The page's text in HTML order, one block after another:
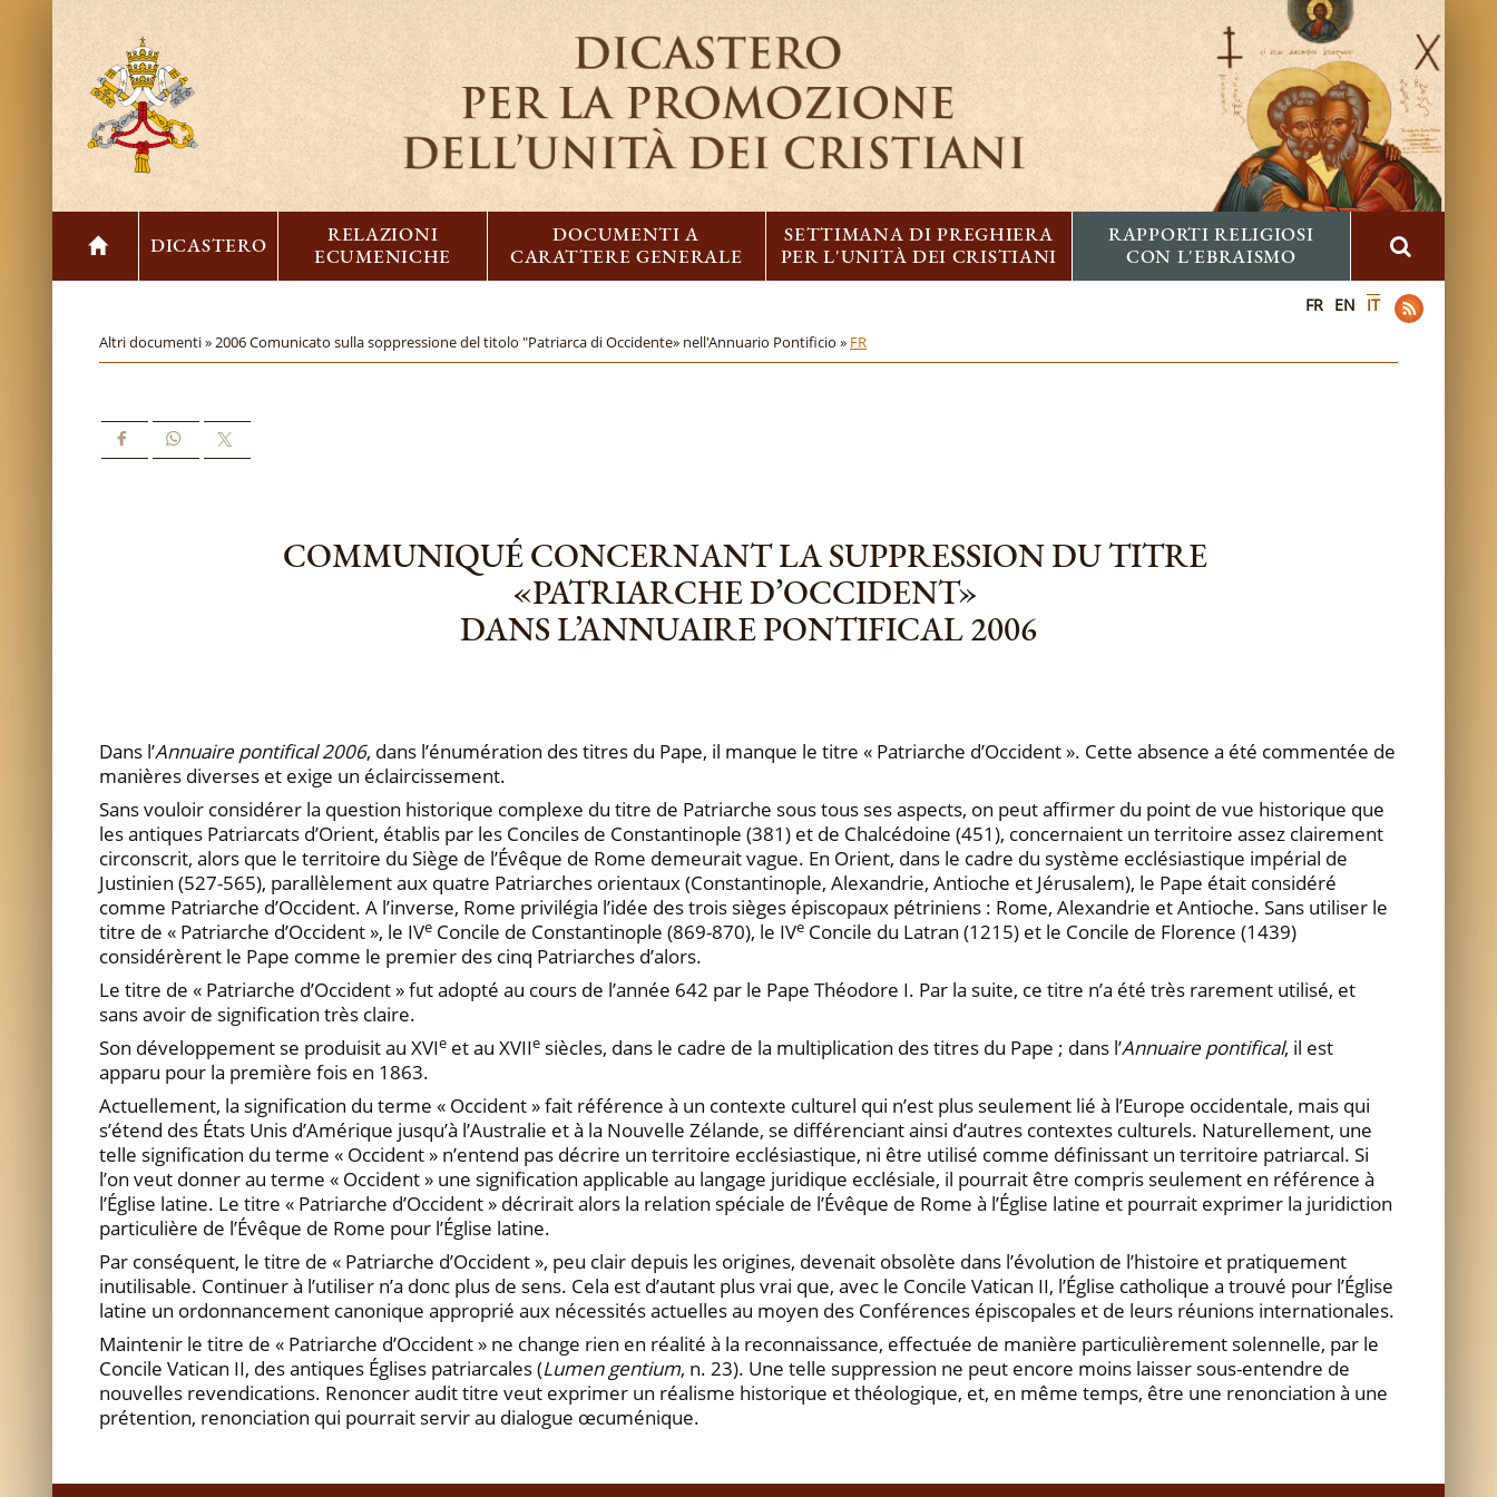
DICASTERO
RELAZIONI
ECUMENICHE
DOCUMENTI A
CARATTERE GENERALE
SETTIMANA DI PREGHIERA
PER L'UNITÀ DEI CRISTIANI
RAPPORTI RELIGIOSI
CON L'EBRAISMO
FR EN IT
Altri documenti »2006 Comunicato sulla soppressione del titolo "Patriarca di Occidente» nell'Annuario Pontificio » FR
COMMUNIQUÉ CONCERNANT LA SUPPRESSION DU TITRE
«PATRIARCHE D’OCCIDENT»
DANS L’ANNUAIRE PONTIFICAL 2006
Dans l’Annuaire pontifical 2006, dans l’énumération des titres du Pape, il manque le titre « Patriarche d’Occident ». Cette absence a été commentée de
manières diverses et exige un éclaircissement.
Sans vouloir considérer la question historique complexe du titre de Patriarche sous tous ses aspects, on peut affirmer du point de vue historique que
les antiques Patriarcats d’Orient, établis par les Conciles de Constantinople (381) et de Chalcédoine (451), concernaient un territoire assez clairement
circonscrit, alors que le territoire du Siège de l’Évêque de Rome demeurait vague. En Orient, dans le cadre du système ecclésiastique impérial de
Justinien (527-565), parallèlement aux quatre Patriarches orientaux (Constantinople, Alexandrie, Antioche et Jérusalem), le Pape était considéré
comme Patriarche d’Occident. A l’inverse, Rome privilégia l’idée des trois sièges épiscopaux pétriniens : Rome, Alexandrie et Antioche. Sans utiliser le
titre de « Patriarche d’Occident », le IVe Concile de Constantinople (869-870), le IVe Concile du Latran (1215) et le Concile de Florence (1439)
considérèrent le Pape comme le premier des cinq Patriarches d’alors.
Le titre de « Patriarche d’Occident » fut adopté au cours de l’année 642 par le Pape Théodore I. Par la suite, ce titre n’a été très rarement utilisé, et
sans avoir de signification très claire.
Son développement se produisit au XVIe et au XVIIe siècles, dans le cadre de la multiplication des titres du Pape ; dans l’Annuaire pontifical, il est
apparu pour la première fois en 1863.
Actuellement, la signification du terme « Occident » fait référence à un contexte culturel qui n’est plus seulement lié à l’Europe occidentale, mais qui
s’étend des États Unis d’Amérique jusqu’à l’Australie et à la Nouvelle Zélande, se différenciant ainsi d’autres contextes culturels. Naturellement, une
telle signification du terme « Occident » n’entend pas décrire un territoire ecclésiastique, ni être utilisé comme définissant un territoire patriarcal. Si
l’on veut donner au terme « Occident » une signification applicable au langage juridique ecclésiale, il pourrait être compris seulement en référence à
l’Église latine. Le titre « Patriarche d’Occident » décrirait alors la relation spéciale de l’Évêque de Rome à l’Église latine et pourrait exprimer la juridiction
particulière de l’Évêque de Rome pour l’Église latine.
Par conséquent, le titre de « Patriarche d’Occident », peu clair depuis les origines, devenait obsolète dans l’évolution de l’histoire et pratiquement
inutilisable. Continuer à l’utiliser n’a donc plus de sens. Cela est d’autant plus vrai que, avec le Concile Vatican II, l’Église catholique a trouvé pour l’Église
latine un ordonnancement canonique approprié aux nécessités actuelles au moyen des Conférences épiscopales et de leurs réunions internationales.
Maintenir le titre de « Patriarche d’Occident » ne change rien en réalité à la reconnaissance, effectuée de manière particulièrement solennelle, par le
Concile Vatican II, des antiques Églises patriarcales (Lumen gentium, n. 23). Une telle suppression ne peut encore moins laisser sous-entendre de
nouvelles revendications. Renoncer audit titre veut exprimer un réalisme historique et théologique, et, en même temps, être une renonciation à une
prétention, renonciation qui pourrait servir au dialogue œcuménique.